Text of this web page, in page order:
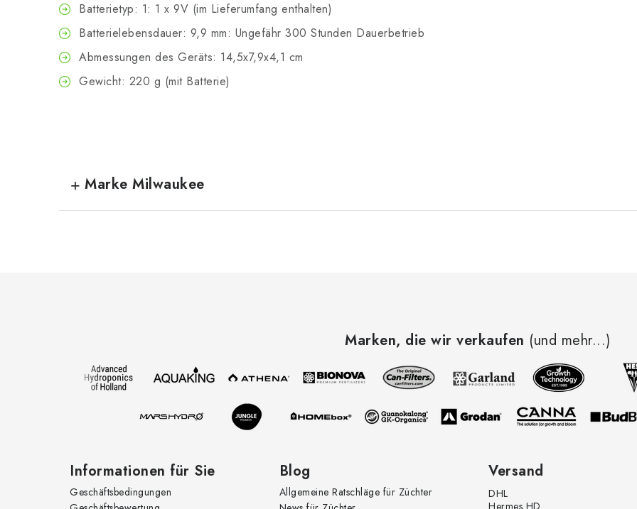
Batterietyp: 1: 1 x 9V (im Lieferumfang enthalten)
Batterielebensdauer: 9,9 mm: Ungefähr 300 Stunden Dauerbetrieb
Abmessungen des Geräts: 14,5x7,9x4,1 cm
Gewicht: 220 g (mit Batterie)
Marke Milwaukee
Marken, die wir verkaufen (und mehr...)
Informationen für Sie
Geschäftsbedingungen
Blog
Allgemeine Ratschläge für Züchter
Versand
DHL
Hermes HD